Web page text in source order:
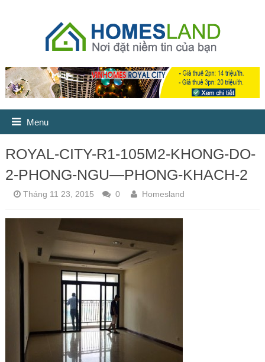
Menu
ROYAL-CITY-R1-105M2-KHONG-DO-
2-PHONG-NGU—PHONG-KHACH-2
Tháng 11 23, 2015 0 Homesland